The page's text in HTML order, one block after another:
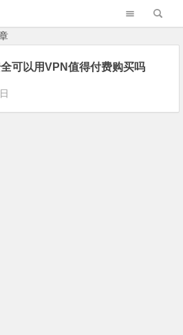
可以用VPN值得付费购买吗